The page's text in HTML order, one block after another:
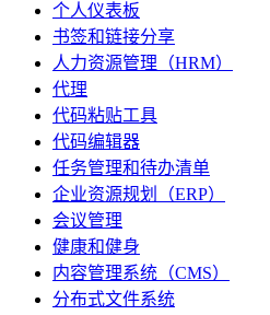
个人仪表板
书签和链接分享
人力资源管理（HRM）
代理
代码粘贴工具
代码编辑器
任务管理和待办清单
企业资源规划（ERP）
会议管理
健康和健身
内容管理系统（CMS）
分布式文件系统